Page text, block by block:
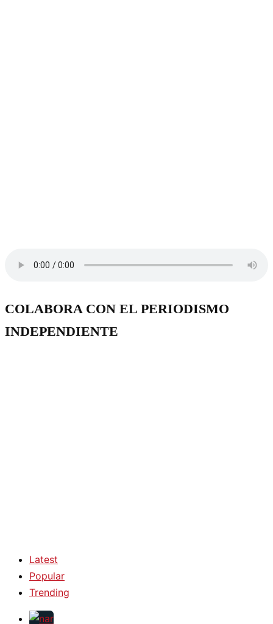
COLABORA CON EL PERIODISMO
INDEPENDIENTE
Latest
Popular
Trending